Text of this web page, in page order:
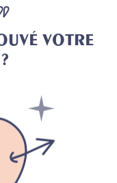
UVÉ VOTRE
?